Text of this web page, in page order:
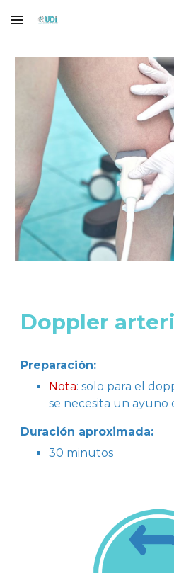
Skip to main content
Doppler
Preparación:
Nota: solo para el
se necesita un ayuno
Duración aproximada:
30 minutos